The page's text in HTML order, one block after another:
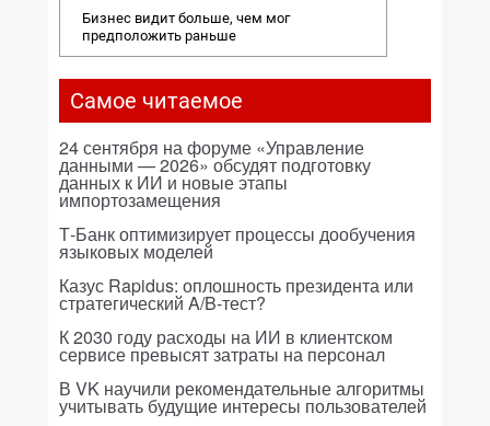
Бизнес видит больше, чем мог
предположить раньше
Самое читаемое
24 сентября на форуме «Управление
данными — 2026» обсудят подготовку
данных к ИИ и новые этапы
импортозамещения
Т-Банк оптимизирует процессы дообучения
языковых моделей
Казус Rapidus: оплошность президента или
стратегический A/B-тест?
К 2030 году расходы на ИИ в клиентском
сервисе превысят затраты на персонал
В VK научили рекомендательные алгоритмы
учитывать будущие интересы пользователей